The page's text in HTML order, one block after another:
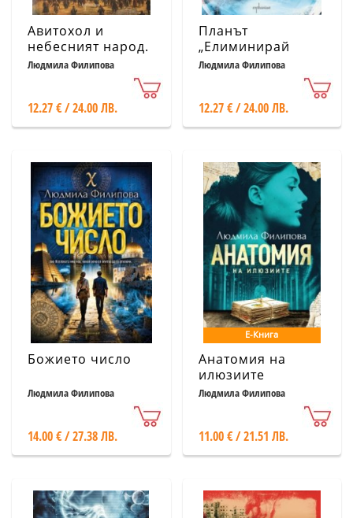
Авитохол и
небесният народ.
Дългият път на
древните българи
Людмила Филипова
12.27 € / 24.00 ЛВ.
Планът
„Елиминирай
Европа“
Людмила Филипова
12.27 € / 24.00 ЛВ.
Божието число
Людмила Филипова
14.00 € / 27.38 ЛВ.
Е-Книга
Анатомия на
илюзиите
Людмила Филипова
11.00 € / 21.51 ЛВ.